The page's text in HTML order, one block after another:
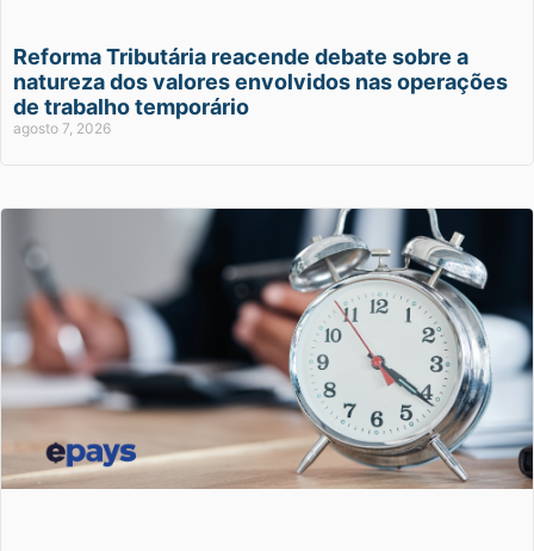
Reforma Tributária reacende debate sobre a
natureza dos valores envolvidos nas operações
de trabalho temporário
agosto 7, 2026